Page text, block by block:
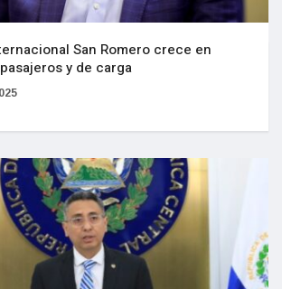
San Romero crece en
y de carga